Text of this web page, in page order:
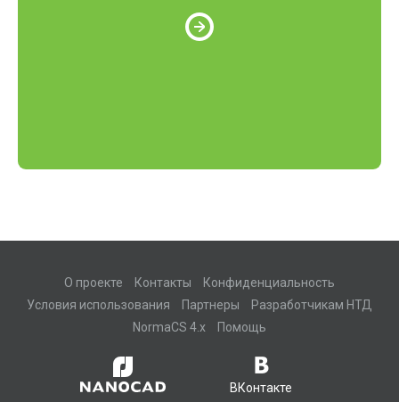
О проекте Контакты
Конфиденциальность
Условия использования
Партнеры
Разработчикам НТД
NormaCS 4.x
Помощь
ВКонтакте